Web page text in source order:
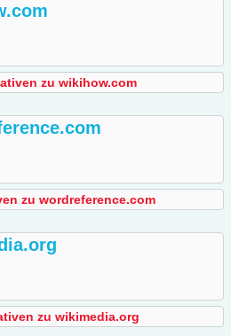
zu wikihow.com
zu wordreference.com
zu wikimedia.org